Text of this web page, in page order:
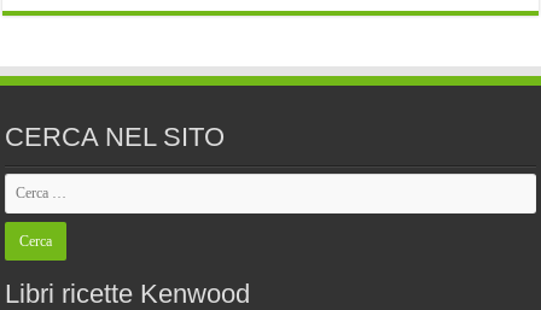
CERCA NEL SITO
Libri ricette Kenwood